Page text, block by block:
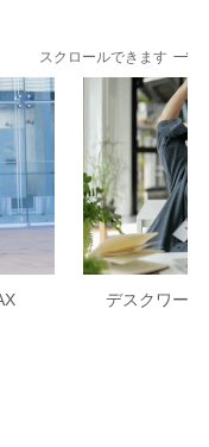
スクロールできます
デスクワー